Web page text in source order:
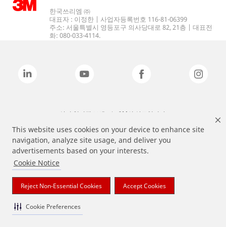
This website uses cookies on your device to enhance site
navigation, analyze site usage, and deliver you
advertisements based on your interests.
Cookie Notice
Reject Non-Essential Cookies Accept Cookies
Cookie Preferences
한국쓰리엠 ㈜
대표자 : 이정한 | 사업자등록번호 116-81-06399
주소: 서울특별시 영등포구 의사당대로 82, 21층 | 대표전
화: 080-033-4114.
상기 열거된 브랜드는 3M의 상표입니다.